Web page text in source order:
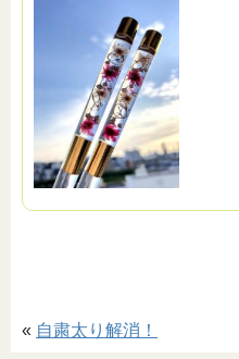
« 自粛太り解消！